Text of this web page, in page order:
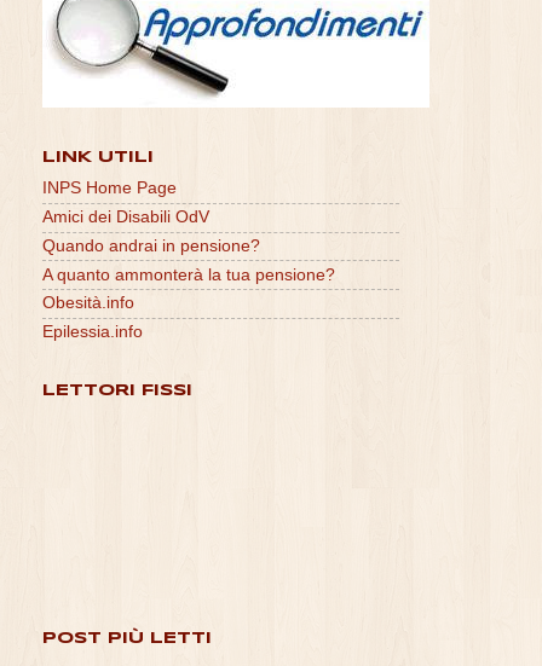
LINK UTILI
INPS Home Page
Amici dei Disabili OdV
Quando andrai in pensione?
A quanto ammonterà la tua pensione?
Obesità.info
Epilessia.info
LETTORI FISSI
POST PIÙ LETTI